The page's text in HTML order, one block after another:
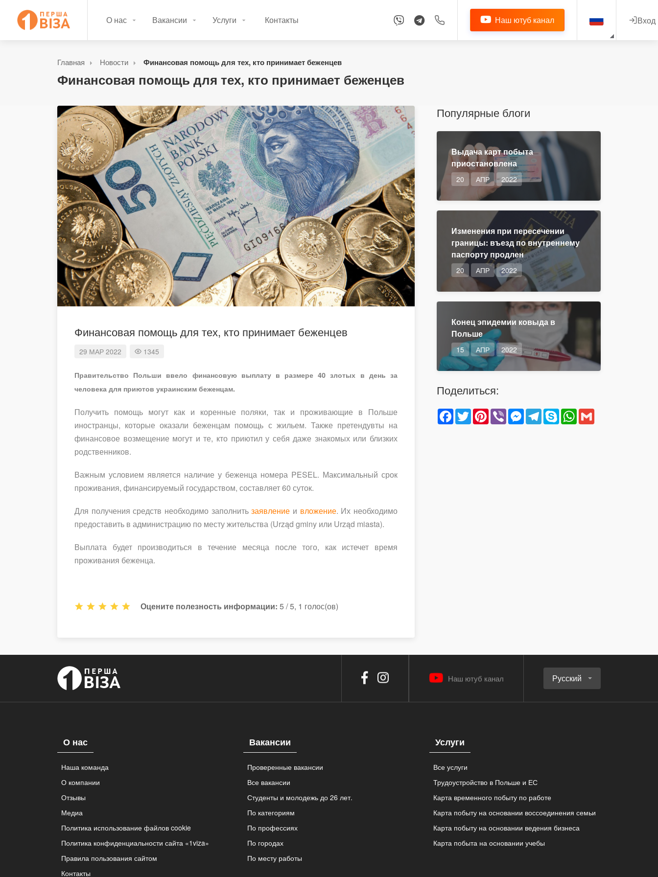
О нас Вакансии Услуги Контакты Наш ютуб канал Вход
Главная Новости Финансовая помощь для тех, кто принимает беженцев
Финансовая помощь для тех, кто принимает беженцев
Финансовая помощь для тех, кто принимает беженцев
29 МАР 2022 1345
Правительство Польши ввело финансовую выплату в размере 40 злотых в день за
человека для приютов украинским беженцам.
Получить помощь могут как и коренные поляки, так и проживающие в Польше
иностранцы, которые оказали беженцам помощь с жильем. Также претендувты на
финансовое возмещение могут и те, кто приютил у себя даже знакомых или близких
родственников.
Важным условием является наличие у беженца номера PESEL. Максимальный срок
проживания, финансируемый государством, составляет 60 суток.
Для получения средств необходимо заполнитьзаявление и вложение. Их необходимо
предоставить в администрацию по месту жительства (Urząd gminy или Urząd miasta).
Выплата будет производиться в течение месяца после того, как истечет время
проживания беженца.
Оцените полезность информации: 5 / 5, 1 голос(ов)
Популярные блоги
Выдача карт побыта
приостановлена
20 АПР 2022
Изменения при пересечении
границы: въезд по внутреннему
паспорту продлен
20 АПР 2022
Конец эпидемии ковыда в
Польше
15 АПР 2022
Поделиться:
Facebook
TwitterPinterest
ViberMessenger
Telegram
SkypeWhatsApp
Наш ютуб канал Русский
О нас
Наша команда
О компании
Отзывы
Медиа
Политика использование файлов cookie
Политика конфиденциальности сайта «1viza»
Правила пользования сайтом
Контакты
Вакансии
Проверенные вакансии
Все вакансии
Студенты и молодежь до 26 лет.
По категориям
По профессиях
По городах
По месту работы
Услуги
Все услуги
Трудоустройство в Польше и ЕС
Карта временного побыту по работе
Карта побыту на основании воссоединения семьи
Карта побыту на основании ведения бизнеса
Карта побыта на основании учебы